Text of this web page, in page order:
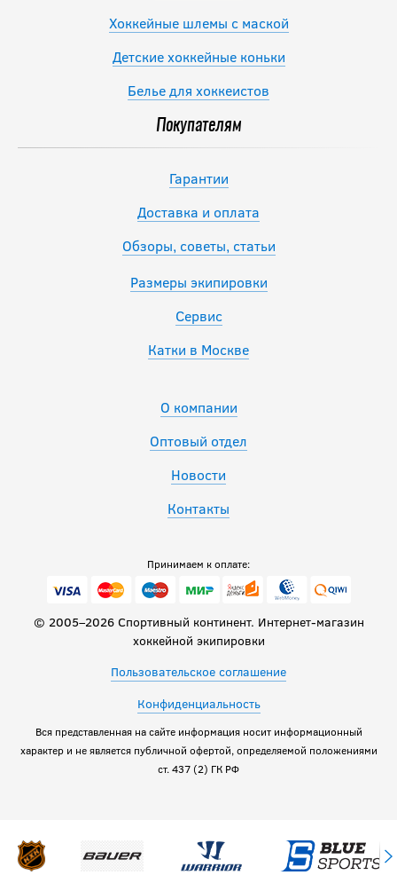
Хоккейные шлемы с маской
Детские хоккейные коньки
Белье для хоккеистов
Покупателям
Гарантии
Доставка и оплата
Обзоры, советы, статьи
Размеры экипировки
Сервис
Катки в Москве
О компании
Оптовый отдел
Новости
Контакты
Принимаем к оплате:
© 2005–2026 Спортивный континент. Интернет-магазин
хоккейной экипировки
Пользовательское соглашение
Конфиденциальность
Вся представленная на сайте информация носит информационный
характер и не является публичной офертой, определяемой положениями
ст. 437 (2) ГК РФ